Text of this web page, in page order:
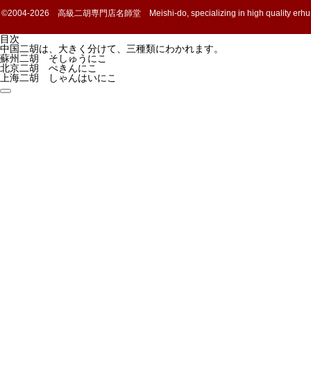
©2004-2026 高級二胡専門店名師堂 Meishi-do, specializing in high quality erhu
目次
中国二胡は、大きく分けて、三種類にわかれます。
蘇州二胡 そしゅうにこ
北京二胡 ぺきんにこ
上海二胡 しゃんはいにこ